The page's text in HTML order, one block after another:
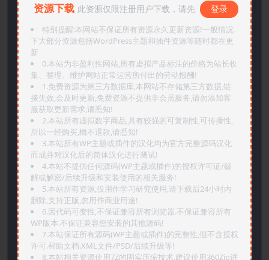
资源下载 此资源仅限注册用户下载，请先 登录
特别提醒:本网站不保证所有资源永久更新资源!一般情况
下大部分资源包括WordPress主题和插件资源等随时都在更
新
0.本站为非盈利性网站,所有虚拟产品标注的价格为站长收
集、整理、维护网站正常运营所付出的劳动报酬!
1.免费资源为第三方数据库,本网站不存储第三方数据,链
接失效,会及时更新,免费资源不提供非会员服务,请勿添加客
服获取更新需求,请悉知!
2.本站所有虚拟数字商品,具有较强的可复制性,可传播性,
所以一经购买,概不退款,请悉知!
3.本站所有WP主题或插件的汉化均为官方完整源码汉化
而成并对汉化后的简体汉化进行测试!
4.本站不提供任何源码(WP主题或插件)的授权许可证/破
解或解密/后续升级和安装使用的相关服务!
5.本站所有资源,仅用作学习研究使用,请下载后24小时内
删除,支持正版,勿用作商业用途!
6.因代码可变性,不保证兼容所有浏览器.不保证兼容所有
WP版本.不保证兼容您安装的其他源码!
7.本站保证所有源码(WP主题或插件)的完整性,但不含授权
许可.帮助文档.XML文件/PSD/后续升级等!
8.本站相关资源使用7Z的固实压缩技术,建议使用360Zip进